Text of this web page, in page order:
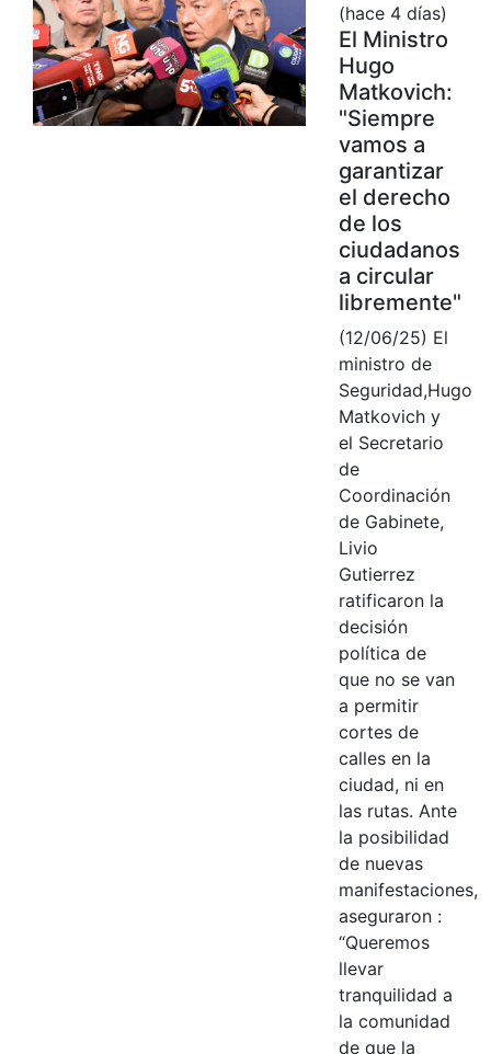
(hace 4 días)
El Ministro
Hugo
Matkovich:
"Siempre
vamos a
garantizar
el derecho
de los
ciudadanos
a circular
libremente"
(12/06/25) El
ministro de
Seguridad,Hugo
Matkovich y
el Secretario
de
Coordinación
de Gabinete,
Livio
Gutierrez
ratificaron la
decisión
política de
que no se van
a permitir
cortes de
calles en la
ciudad, ni en
las rutas. Ante
la posibilidad
de nuevas
manifestaciones,
aseguraron :
“Queremos
llevar
tranquilidad a
la comunidad
de que la